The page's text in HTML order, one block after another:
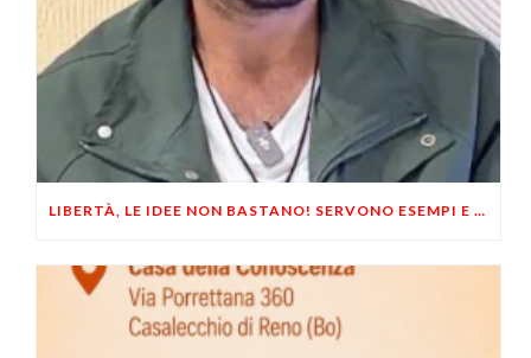
LIBERTÀ, LE IDEE NON BASTANO! SERVONO ESEMPI E UN PO’ DI COERENZA